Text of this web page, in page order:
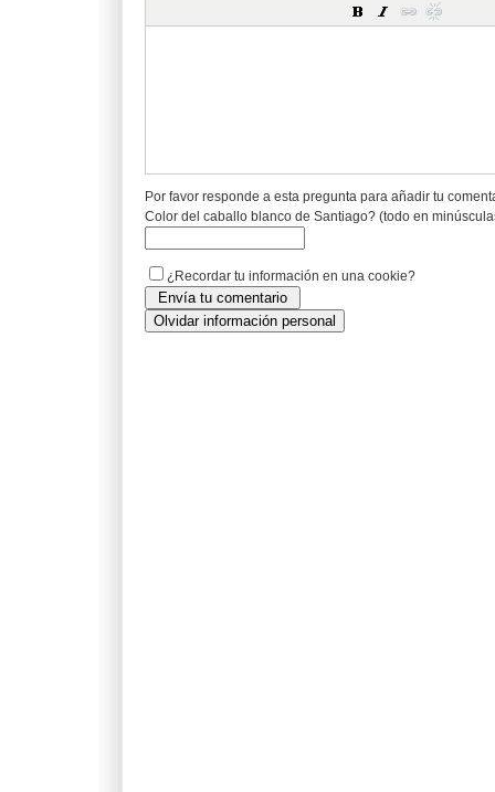
Por favor responde a esta pregunta para añadir tu
Color del caballo blanco de Santiago? (todo en
¿Recordar tu información en una cookie?